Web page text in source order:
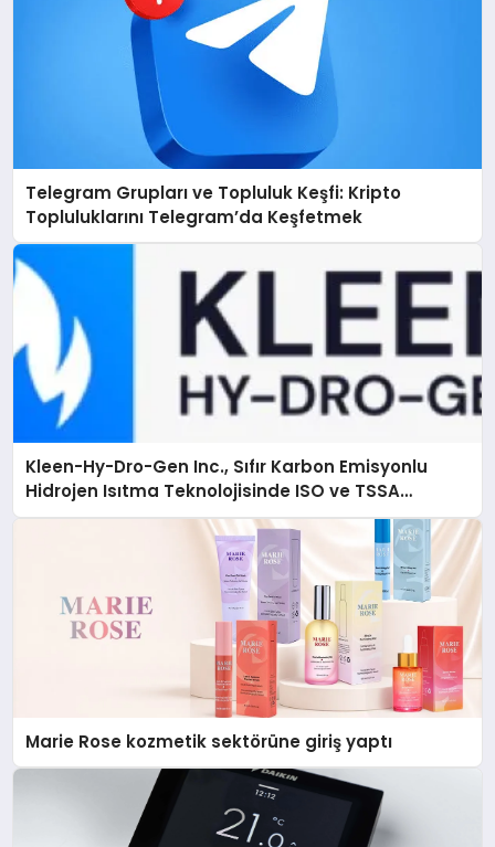
Telegram Grupları ve Topluluk Keşfi: Kripto
Topluluklarını Telegram’da Keşfetmek
Kleen-Hy-Dro-Gen Inc., Sıfır Karbon Emisyonlu
Hidrojen Isıtma Teknolojisinde ISO ve TSSA
Düzenleyici Onaylarını Aldı
Marie Rose kozmetik sektörüne giriş yaptı